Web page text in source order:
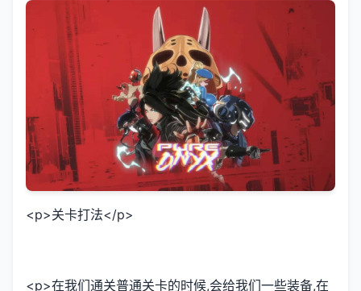
<p>关卡打法</p>
<p>在我们通关普通关卡的时候,会给我们一些装备,在